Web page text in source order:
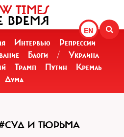
EN
TIMES
ВРЕМЯ
Интервью
Репрессии
Блоги /
Украина
Трамп Путин
Кремль
Дума
И ТЮРЬМА